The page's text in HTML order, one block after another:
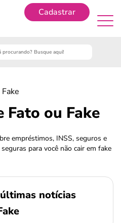
Cadastrar
Fato ou Fake
empréstimos, INSS, seguros e
para você não cair em fake
notícias